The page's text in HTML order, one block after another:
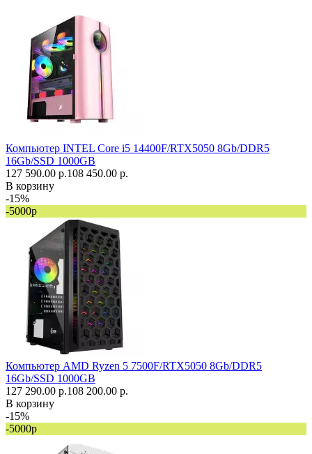
Компьютер INTEL Core i5 14400F/RTX5050 8Gb/DDR5
16Gb/SSD 1000GB
127 590.00 р.108 450.00 р.
В корзину
-15%
-5000р
Компьютер AMD Ryzen 5 7500F/RTX5050 8Gb/DDR5
16Gb/SSD 1000GB
127 290.00 р.108 200.00 р.
В корзину
-15%
-5000р